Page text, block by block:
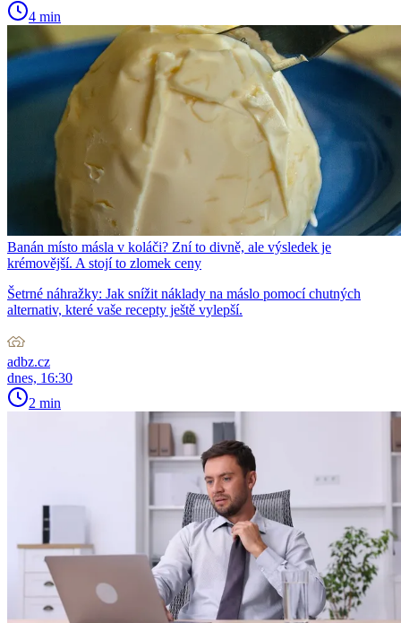
4 min
Banán místo másla v koláči? Zní to divně, ale výsledek je
krémovější. A stojí to zlomek ceny
Šetrné náhražky: Jak snížit náklady na máslo pomocí chutných
alternativ, které vaše recepty ještě vylepší.
adbz.cz
dnes, 16:30
2 min